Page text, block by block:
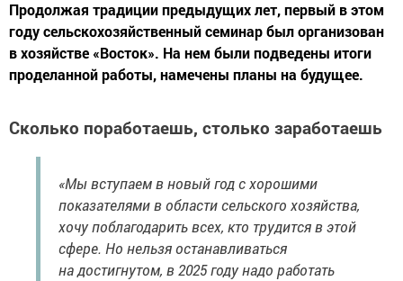
Продолжая традиции предыдущих лет, первый в этом
году сельскохозяйственный семинар был организован
в хозяйстве «Восток». На нем были подведены итоги
проделанной работы, намечены планы на будущее.
Сколько поработаешь, столько заработаешь
«Мы вступаем в новый год с хорошими
показателями в области сельского хозяйства,
хочу поблагодарить всех, кто трудится в этой
сфере. Но нельзя останавливаться
на достигнутом, в 2025 году надо работать